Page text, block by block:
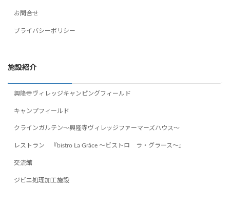
お問合せ
プライバシーポリシー
施設紹介
興隆寺ヴィレッジキャンピングフィールド
キャンプフィールド
クラインガルテン～興隆寺ヴィレッジファーマーズハウス～
レストラン 『bistro La Grâce ～ビストロ ラ・グラース～』
交流館
ジビエ処理加工施設